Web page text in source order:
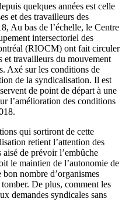
quelques années est celle
et des travailleurs des
Au bas de l’échelle, le Centre
intersectoriel des
(RIOCM) ont fait circuler
et travailleurs du mouvement
Axé sur les conditions de
de la syndicalisation. Il est
de point de départ à une
l’amélioration des conditions
qui sortiront de cette
retient l’attention des
de prévoir l’embûche
le maintien de l’autonomie de
nombre d’organismes
De plus, comment les
demandes syndicales sans